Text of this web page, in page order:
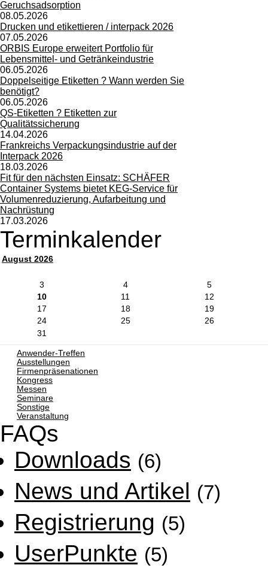
Geruchsadsorption
08.05.2026
Drucken und etikettieren / interpack 2026
07.05.2026
ORBIS Europe erweitert Portfolio für
Lebensmittel- und Getränkeindustrie
06.05.2026
Doppelseitige Etiketten ? Wann werden Sie
benötigt?
06.05.2026
QS-Etiketten ? Etiketten zur
Qualitätssicherung
14.04.2026
Frankreichs Verpackungsindustrie auf der
Interpack 2026
18.03.2026
Fit für den nächsten Einsatz: SCHÄFER
Container Systems bietet KEG-Service für
Volumenreduzierung, Aufarbeitung und
Nachrüstung
17.03.2026
Terminkalender
August 2026
3 4
5
10
11
12
17
18
19
24
25
26
31
Anwender-Treffen
Ausstellungen
Firmenpräsenationen
Kongress
Messen
Seminare
Sonstige
Veranstaltung
FAQs
Downloads (6)
News und Artikel (7)
Registrierung (5)
UserPunkte (5)